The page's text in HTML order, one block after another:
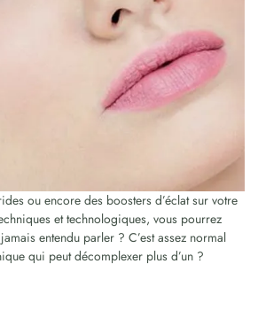
ou encore des boosters d’éclat sur votre
et technologiques, vous pourrez
entendu parler ? C’est assez normal
qui peut décomplexer plus d’un ?